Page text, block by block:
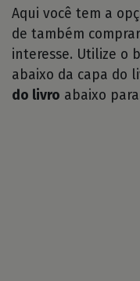
Aqui você tem a
de também
interesse. Utilize o
abaixo da capa do
do livro abaixo